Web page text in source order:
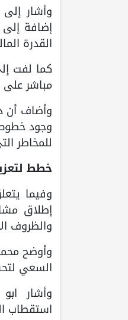
وأشار
إضافة إلى
القدرة
كما لفت
مباشر على
وأضاف أن
وجود
للمخاطر
خطط
وفيما
إطلاق
والظروف
وأوضح
السعي
وأشار
استقطاب